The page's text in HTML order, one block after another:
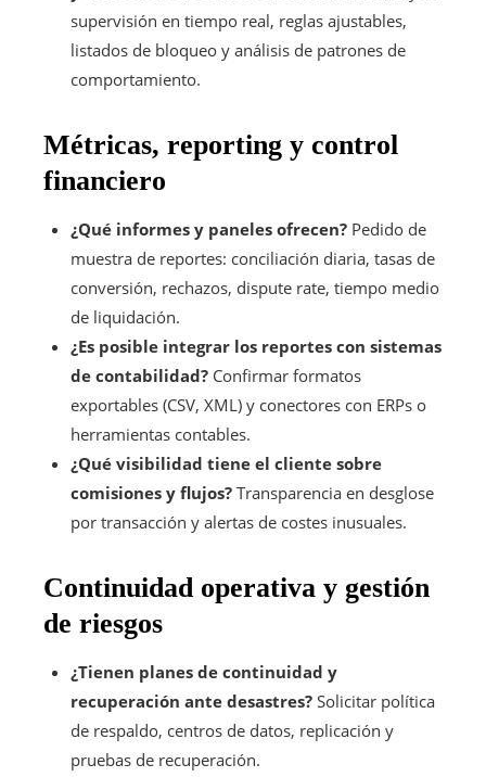
supervisión en tiempo real, reglas ajustables,
listados de bloqueo y análisis de patrones de
comportamiento.
Métricas, reporting y control
financiero
¿Qué informes y paneles ofrecen? Pedido de
muestra de reportes: conciliación diaria, tasas de
conversión, rechazos, dispute rate, tiempo medio
de liquidación.
¿Es posible integrar los reportes con sistemas
de contabilidad? Confirmar formatos
exportables (CSV, XML) y conectores con ERPs o
herramientas contables.
¿Qué visibilidad tiene el cliente sobre
comisiones y flujos? Transparencia en desglose
por transacción y alertas de costes inusuales.
Continuidad operativa y gestión
de riesgos
¿Tienen planes de continuidad y
recuperación ante desastres? Solicitar política
de respaldo, centros de datos, replicación y
pruebas de recuperación.